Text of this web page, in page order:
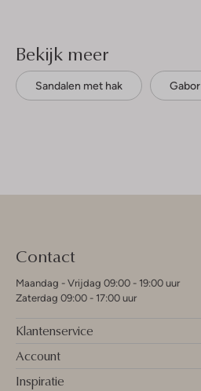
Bekijk meer
Sandalen met hak Gabor
Contact
Maandag - Vrijdag 09:00 - 19:00 uur
Zaterdag 09:00 - 17:00 uur
Klantenservice
Account
Inspiratie